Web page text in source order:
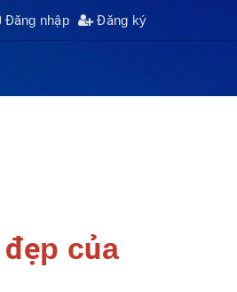
Đăng nhập Đăng ký
của